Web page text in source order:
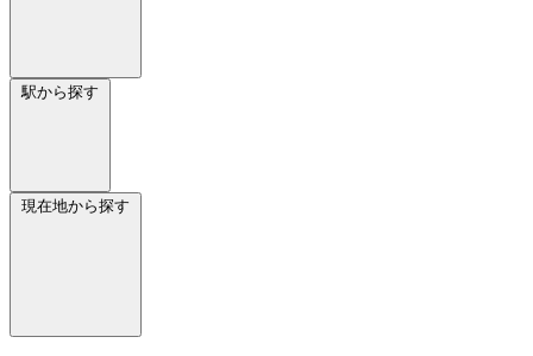
駅から探す
現在地から探す